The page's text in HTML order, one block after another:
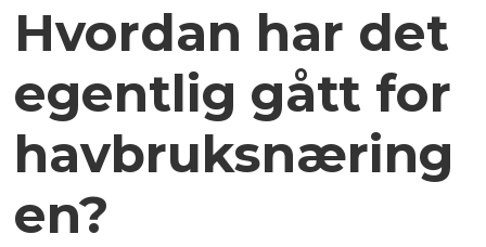
Hvordan har det
egentlig gått for
havbruksnæring
en?